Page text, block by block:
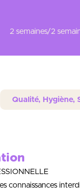
2 semaines/2
Qualité, Hygiène,
connaissances